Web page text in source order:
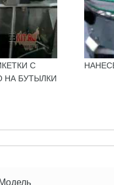
С
БУТЫЛКИ